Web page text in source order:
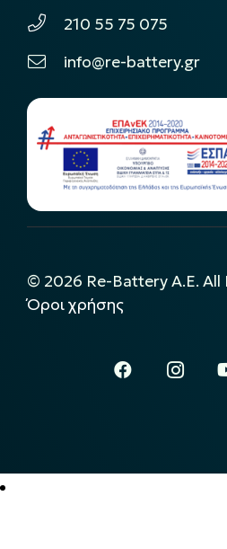
210 55 75 075
info@re-battery.gr
© 2026 Re-Battery A.E.
Όροι χρήσης